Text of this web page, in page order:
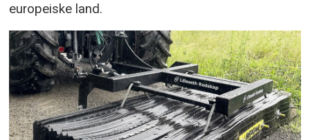
europeiske land.